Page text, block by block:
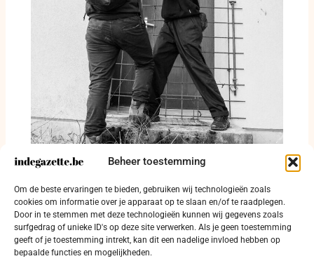
Beheer toestemming
Om de beste ervaringen te bieden, gebruiken wij technologieën zoals
cookies om informatie over je apparaat op te slaan en/of te raadplegen.
Door in te stemmen met deze technologieën kunnen wij gegevens zoals
surfgedrag of unieke ID's op deze site verwerken. Als je geen toestemming
geeft of je toestemming intrekt, kan dit een nadelige invloed hebben op
bepaalde functies en mogelijkheden.
Alcohol, drugs en woninginbraken in
politiezone Kouter
30 juli 2026